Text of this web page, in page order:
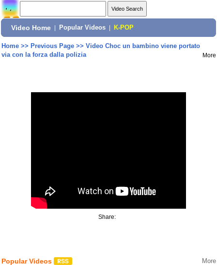
Video Home Popular Videos K-POP
Home>> Previous Page>> Video Choc un bambino viene portato
via con la forza dalla polizia
More
Share:
Popular Videos More